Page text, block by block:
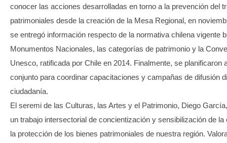
conocer las acciones desarrolladas en torno a la prevención del
patrimoniales desde la creación de la Mesa Regional, en
se entregó información respecto de la normativa chilena vigente
Monumentos Nacionales, las categorías de patrimonio y la
Unesco, ratificada por Chile en 2014. Finalmente, se planificaron
conjunto para coordinar capacitaciones y campañas de difusión
ciudadanía.
El seremi de las Culturas, las Artes y el Patrimonio, Diego
un trabajo intersectorial de concientización y sensibilización de la
la protección de los bienes patrimoniales de nuestra región.